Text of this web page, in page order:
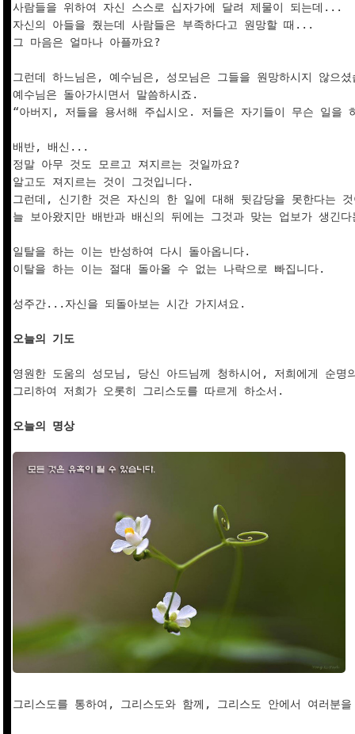
사람들을 위하여 자신 스스로 십자가에 달려 제물이 되는데...
자신의 아들을 줬는데 사람들은 부족하다고 원망할 때...
그 마음은 얼마나 아플까요?
그런데 하느님은, 예수님은, 성모님은 그들을 원망하시지 않으셨
예수님은 돌아가시면서 말씀하시죠.
“아버지, 저들을 용서해 주십시오. 저들은 자기들이 무슨 일을
배반, 배신...
정말 아무 것도 모르고 져지르는 것일까요?
알고도 져지르는 것이 그것입니다.
그런데, 신기한 것은 자신의 한 일에 대해 뒷감당을 못한다는
늘 보아왔지만 배반과 배신의 뒤에는 그것과 맞는 업보가 생긴
일탈을 하는 이는 반성하여 다시 돌아옵니다.
이탈을 하는 이는 절대 돌아올 수 없는 나락으로 빠집니다.
성주간...자신을 되돌아보는 시간 가지셔요.
오늘의 기도
영원한 도움의 성모님, 당신 아드님께 청하시어, 저희에게 순명
그리하여 저희가 오롯히 그리스도를 따르게 하소서.
오늘의 명상
그리스도를 통하여, 그리스도와 함께, 그리스도 안에서 여러분